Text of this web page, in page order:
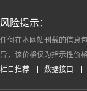
风险提示：
任何在本网站刊载的信息
异，该价格仅为指示性价
栏目推荐
数据接口